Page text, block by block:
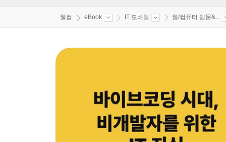
웰컴 eBook IT 모바일 웹/컴퓨터 입문&...